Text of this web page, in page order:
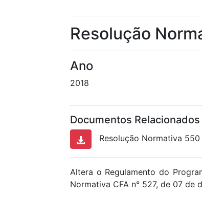
Resolução
Ano
2018
Documentos Relacionados
Resolução Normativa
Altera o Regulamento do
Normativa CFA n° 527, de 07 de